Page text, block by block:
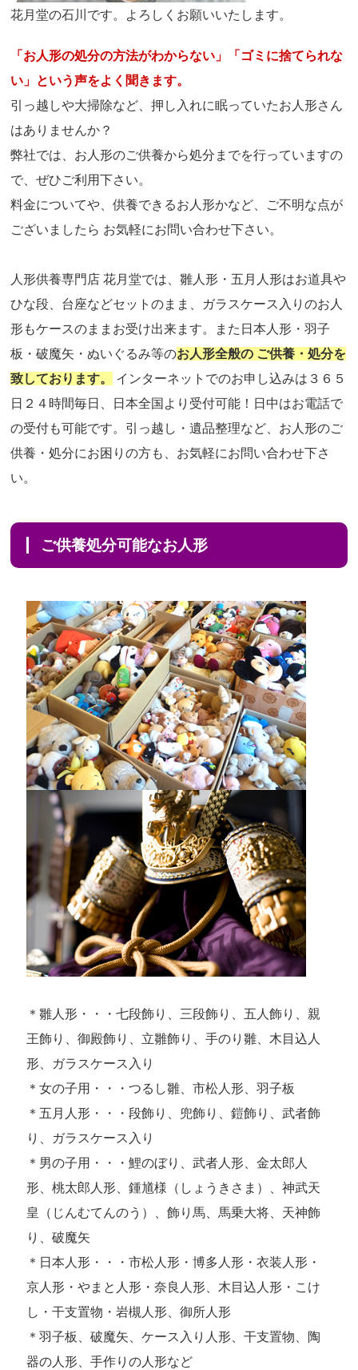
花月堂の石川です。よろしくお願いいたします。
「お人形の処分の方法がわからない」「ゴミに捨てられな
い」という声をよく聞きます。
引っ越しや大掃除など、押し入れに眠っていたお人形さん
はありませんか？
弊社では、お人形のご供養から処分までを行っていますの
で、ぜひご利用下さい。
料金についてや、供養できるお人形かなど、ご不明な点が
ございましたら お気軽にお問い合わせ下さい。
人形供養専門店 花月堂では、雛人形・五月人形はお道具や
ひな段、台座などセットのまま、ガラスケース入りのお人
形もケースのままお受け出来ます。また日本人形・羽子
板・破魔矢・ぬいぐるみ等のお人形全般の ご供養・処分を
致しております。
インターネットでのお申し込みは３６５
日２４時間毎日、日本全国より受付可能！日中はお電話で
の受付も可能です。引っ越し・遺品整理など、お人形のご
供養・処分にお困りの方も、お気軽にお問い合わせ下さ
い。
ご供養処分可能なお人形
＊雛人形・・・七段飾り、三段飾り、五人飾り、親
王飾り、御殿飾り、立雛飾り、手のり雛、木目込人
形、ガラスケース入り
＊女の子用・・・つるし雛、市松人形、羽子板
＊五月人形・・・段飾り、兜飾り、鎧飾り、武者飾
り、ガラスケース入り
＊男の子用・・・鯉のぼり、武者人形、金太郎人
形、桃太郎人形、鍾馗様（しょうきさま）、神武天
皇（じんむてんのう）、飾り馬、馬乗大将、天神飾
り、破魔矢
＊日本人形・・・市松人形・博多人形・衣装人形・
京人形・やまと人形・奈良人形、木目込人形・こけ
し・干支置物・岩槻人形、御所人形
＊羽子板、破魔矢、ケース入り人形、干支置物、陶
器の人形、手作りの人形など